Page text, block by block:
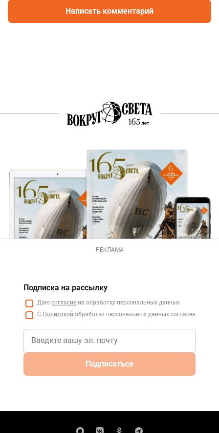
Написать комментарий
РЕКЛАМА
Подписка на рассылку
Даю согласие на обработку персональных данных
С Политикой обработки персональных данных согласен
Подписаться